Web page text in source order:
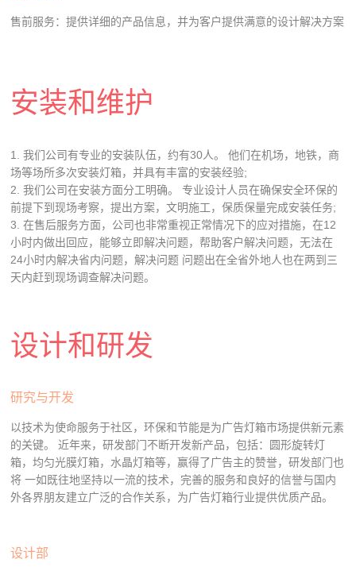
售前服务：提供详细的产品信息，并为客户提供满意的设计解决方案
安装和维护
1. 我们公司有专业的安装队伍，约有30人。 他们在机场，地铁，商
场等场所多次安装灯箱，并具有丰富的安装经验;
2. 我们公司在安装方面分工明确。 专业设计人员在确保安全环保的
前提下到现场考察，提出方案，文明施工，保质保量完成安装任务;
3. 在售后服务方面，公司也非常重视正常情况下的应对措施，在12
小时内做出回应，能够立即解决问题，帮助客户解决问题，无法在
24小时内解决省内问题，解决问题 问题出在全省外地人也在两到三
天内赶到现场调查解决问题。
设计和研发
研究与开发
以技术为使命服务于社区，环保和节能是为广告灯箱市场提供新元素
的关键。 近年来，研发部门不断开发新产品，包括：圆形旋转灯
箱，均匀光膜灯箱，水晶灯箱等，赢得了广告主的赞誉，研发部门也
将 一如既往地坚持以一流的技术，完善的服务和良好的信誉与国内
外各界朋友建立广泛的合作关系，为广告灯箱行业提供优质产品。
设计部